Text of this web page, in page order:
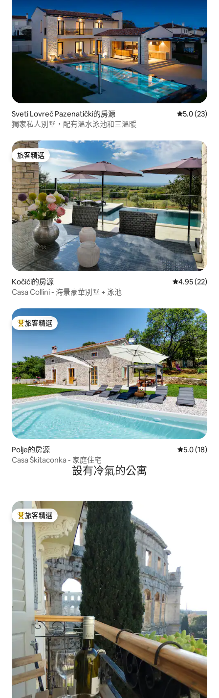
Sveti Lovreč Pazenatički的房源 從 23 則評
5.0 (23)
獨家私人別墅，配有溫水泳池和三溫暖
旅客精選
旅客精選
Kočići的房源 從 22 則評價
4.95 (22)
Casa Collini - 海景豪華別墅 + 泳池
旅客精選榜首
旅客精選
Polje的房源 從 18 則評
5.0 (18)
Casa Škitaconka - 家庭住宅
設有冷氣的公寓
旅客精選榜首
旅客精選